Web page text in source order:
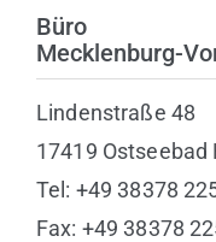
Büro
Mecklenburg-
Lindenstraße 48
17419
Tel: +49 38378
Fax: +49 38378